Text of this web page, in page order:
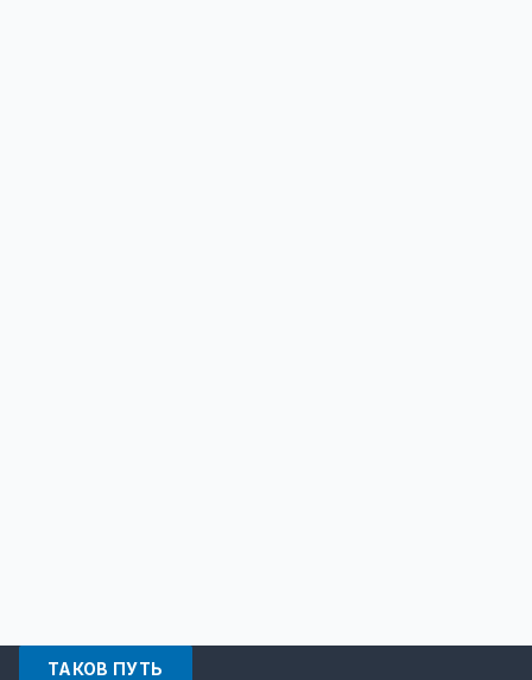
ТАКОВ ПУТЬ